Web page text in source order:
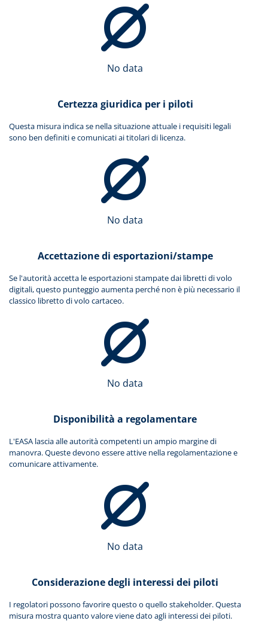
No data
Certezza giuridica per i piloti
Questa misura indica se nella situazione attuale i requisiti legali
sono ben definiti e comunicati ai titolari di licenza.
No data
Accettazione di esportazioni/stampe
Se l'autorità accetta le esportazioni stampate dai libretti di volo
digitali, questo punteggio aumenta perché non è più necessario il
classico libretto di volo cartaceo.
No data
Disponibilità a regolamentare
L'EASA lascia alle autorità competenti un ampio margine di
manovra. Queste devono essere attive nella regolamentazione e
comunicare attivamente.
No data
Considerazione degli interessi dei piloti
I regolatori possono favorire questo o quello stakeholder. Questa
misura mostra quanto valore viene dato agli interessi dei piloti.